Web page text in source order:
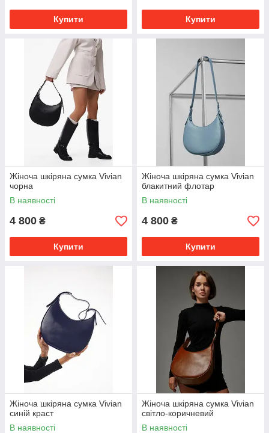
Купити Купити
Жіноча шкіряна сумка Vivian
чорна
В наявності
4 800 ₴
Купити
Жіноча шкіряна сумка Vivian
блакитний флотар
В наявності
4 800 ₴
Купити
Жіноча шкіряна сумка Vivian
синій краст
В наявності
Жіноча шкіряна сумка Vivian
світло-коричневий
В наявності